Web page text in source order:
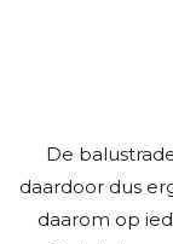
De
daardoor dus
daarom op